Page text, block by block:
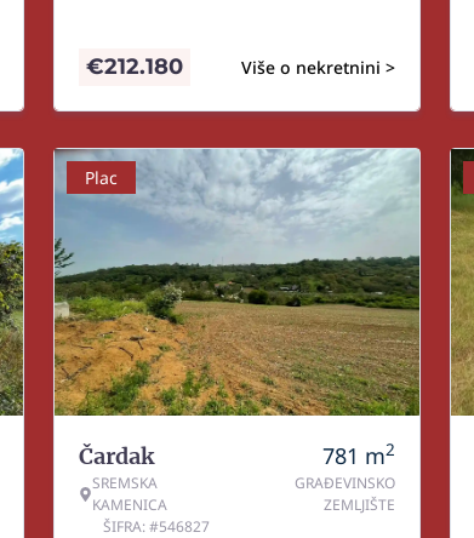
Više o nekretnini >
€212.180
Plac
Čardak
SREMSKA
KAMENICA
ŠIFRA: #546827
781 m2
GRAĐEVINSKO
ZEMLJIŠTE